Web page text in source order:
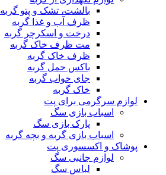
بالشت، تشک و پتو گربه
ظرف آب و غذا گربه
درخت و اسکرچر گربه
مت ظرف خاک گربه
ظرف خاک گربه
باکس حمل گربه
جای خواب گربه
خاک گربه
لوازم سرگرمی برای پت
اسباب بازی سگ
پارک بازی سگ
اسباب بازی گربه و بچه گربه
پوشاک و اکسسوری پت
لوازم جانبی سگ
لباس سگ